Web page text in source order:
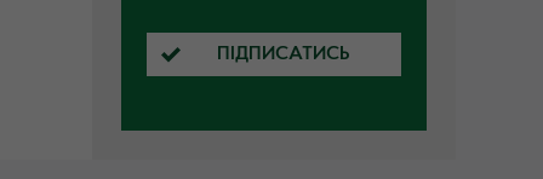
ПІДПИСАТИСЬ